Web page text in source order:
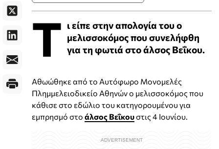
Τ ι είπε στην απολογία του ο
μελισσοκόμος που συνελήφθη
για τη φωτιά στο άλσος Βεΐκου.
Αθωώθηκε από το Αυτόφωρο Μονομελές
Πλημμελειοδικείο Αθηνών ο μελισσοκόμος που
κάθισε στο εδώλιο του κατηγορουμένου για
εμπρησμό στο άλσος Βεΐκουστις 4 Ιουνίου.